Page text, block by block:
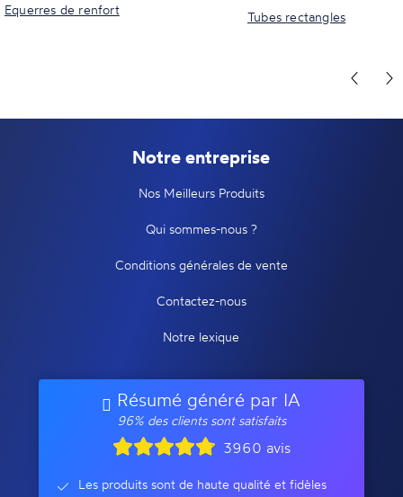
Equerres de renfort
Tubes rectangles
Notre entreprise
Nos Meilleurs Produits
Qui sommes-nous ?
Conditions générales de vente
Contactez-nous
Notre lexique
Résumé généré par IA
96% des clients sont satisfaits
3960 avis
Les produits sont de haute qualité et fidèles